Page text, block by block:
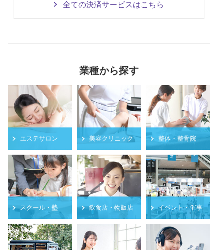
全ての決済サービスはこちら
業種から探す
エステサロン 美容クリニック 整体・整骨院
スクール・塾 飲食店・物販店 イベント・催事